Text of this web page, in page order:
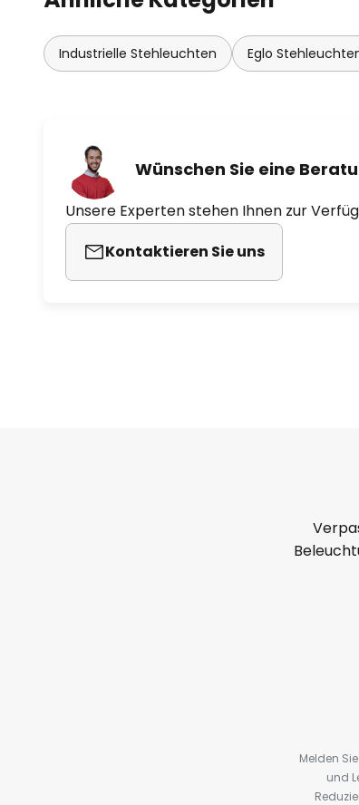
Industrielle Stehleuchten Eglo
Wünschen Sie eine
Unsere Experten stehen Ihnen zur
Kontaktieren Sie uns
Melden
und